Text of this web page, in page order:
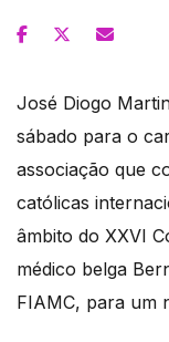
José Diogo
sábado para o
associação que
católicas
âmbito do XXVI
médico belga
FIAMC, para um